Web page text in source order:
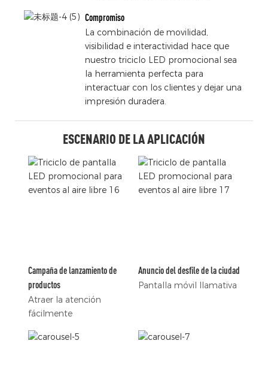
Compromiso
La combinación de movilidad,
visibilidad e interactividad hace que
nuestro triciclo LED promocional sea
la herramienta perfecta para
interactuar con los clientes y dejar una
impresión duradera.
ESCENARIO DE LA APLICACIÓN
Campaña de lanzamiento de
productos
Atraer la atención
fácilmente
Anuncio del desfile de la ciudad
Pantalla móvil llamativa